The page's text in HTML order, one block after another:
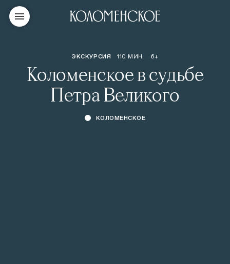
ЭКСКУРСИЯ 110 МИН. 6+
Коломенское в судьбе
Петра Великого
КОЛОМЕНСКОЕ